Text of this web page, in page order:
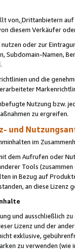
von,Drittanbietern auf
diesem Verkäufer
oder zur
Subdomain-Namen,
und die
Nutzung bzw.
zu ergreifen.
und
im
dem Aufrufen oder
Tools (zusammen
in Bezug auf
an diese Lizenz
und ausschließlich
Lizenz und der
exklusive,
zu verwenden